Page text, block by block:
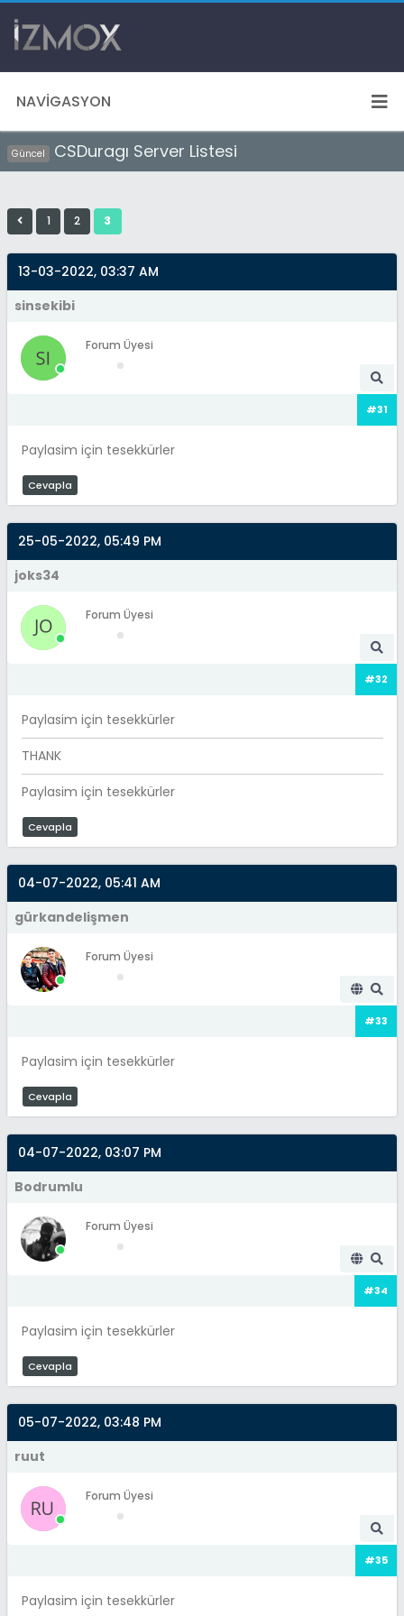
NAVIGASYON
Güncel CSDuragı Server Listesi
1 2 3
13-03-2022, 03:37 AM
sinsekibi
Forum Üyesi
#31
Paylasim için tesekkürler
Cevapla
25-05-2022, 05:49 PM
joks34
Forum Üyesi
#32
Paylasim için tesekkürler
THANK
Paylasim için tesekkürler
Cevapla
04-07-2022, 05:41 AM
gürkandelişmen
Forum Üyesi
#33
Paylasim için tesekkürler
Cevapla
04-07-2022, 03:07 PM
Bodrumlu
Forum Üyesi
#34
Paylasim için tesekkürler
Cevapla
05-07-2022, 03:48 PM
ruut
Forum Üyesi
#35
Paylasim için tesekkürler